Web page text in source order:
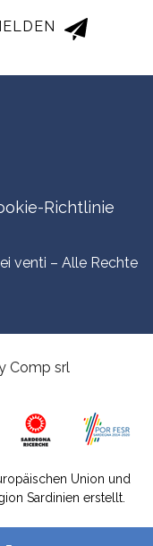
venti – Alle Rechte
Richtlinie
Comp srl
Union und
Sardinien erstellt.